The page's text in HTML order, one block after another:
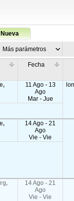
Nueva
Más parámetros
Fecha
11 Ago - 13
Ago
Mar - Jue
14 Ago - 21
Ago
Vie - Vie
14 Ago - 21
Ago
Vie - Vie